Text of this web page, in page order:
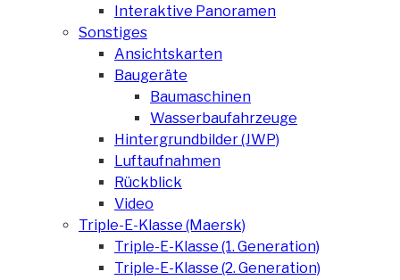
Interaktive Panoramen
Sonstiges
Ansichtskarten
Baugeräte
Baumaschinen
Wasserbaufahrzeuge
Hintergrundbilder (JWP)
Luftaufnahmen
Rückblick
Video
Triple-E-Klasse (Maersk)
Triple-E-Klasse (1. Generation)
Triple-E-Klasse (2. Generation)